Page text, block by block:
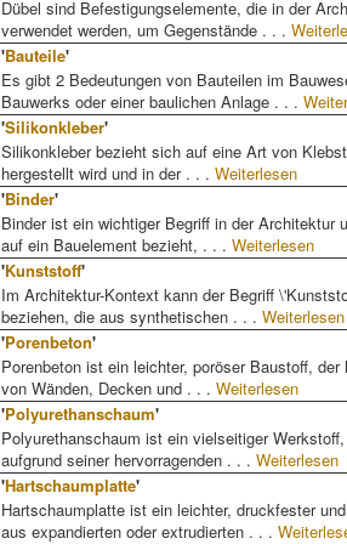
Dübel sind Befestigungselemente, die in der
verwendet werden, um Gegenstände . . .
'Bauteile'
Es gibt 2 Bedeutungen von Bauteilen im
Bauwerks oder einer baulichen Anlage . . .
'Silikonkleber'
Silikonkleber bezieht sich auf eine Art von
hergestellt wird und in der . . . Weiterlesen
'Binder'
Binder ist ein wichtiger Begriff in der Architektur
auf ein Bauelement bezieht, . . . Weiterlesen
'Kunststoff'
Im Architektur-Kontext kann der Begriff
beziehen, die aus synthetischen . . . Weiterlesen
'Porenbeton'
Porenbeton ist ein leichter, poröser Baustoff,
von Wänden, Decken und . . . Weiterlesen
'Polyurethanschaum'
Polyurethanschaum ist ein vielseitiger
aufgrund seiner hervorragenden . . . Weiterlesen
'Hartschaumplatte'
Hartschaumplatte ist ein leichter, druckfester
aus expandierten oder extrudierten . . .